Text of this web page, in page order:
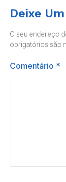
Deixe
O seu endereço
obrigatórios são
Comentário *